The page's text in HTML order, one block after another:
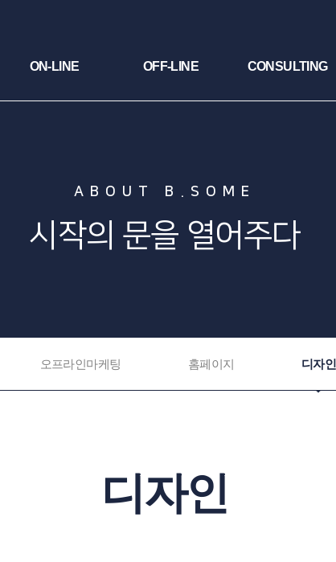
ON-LINE OFF-LINE CONSULTING
ABOUT B.SOME
시작의 문을 열어주다
오프라인마케팅 홈페이지 디자인
디자인